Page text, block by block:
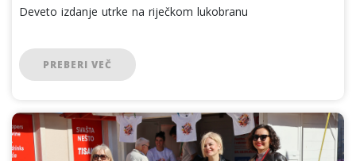
Deveto izdanje utrke na riječkom lukobranu
PREBERI VEČ